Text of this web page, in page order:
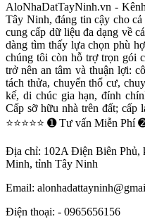
AloNhaDatTayNinh.vn -
Tây Ninh, đáng tin cậy cho
cung cấp dữ liệu đa dạng về
dàng tìm thấy lựa chọn phù
chúng tôi còn hỗ trợ trọn gói
trở nên an tâm và thuận lợi:
tách thửa, chuyển thổ cư,
kế, di chúc gia hạn, đính
Cấp sỡ hữu nhà trên đất;
⭐⭐⭐⭐⭐ ➊ Tư vấn Miễn
Địa chỉ: 102A Điện Biên Phủ,
Minh, tỉnh Tây Ninh
Email:
Điện thoại: - 0965656156